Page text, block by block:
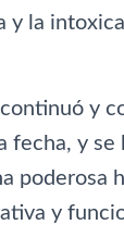
y la
y
fecha, y se
poderosa
y